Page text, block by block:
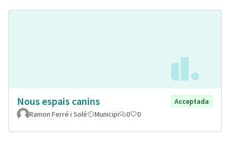
Nous espais canins
Acceptada
Ramon Ferré i Solé
Municipi 0 0